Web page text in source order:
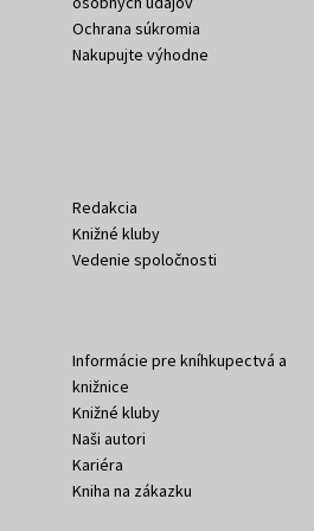
Ochrana súkromia
Nakupujte výhodne
Redakcia
Knižné kluby
Vedenie spoločnosti
Informácie pre kníhkupectvá a
knižnice
Knižné kluby
Naši autori
Kariéra
Kniha na zákazku